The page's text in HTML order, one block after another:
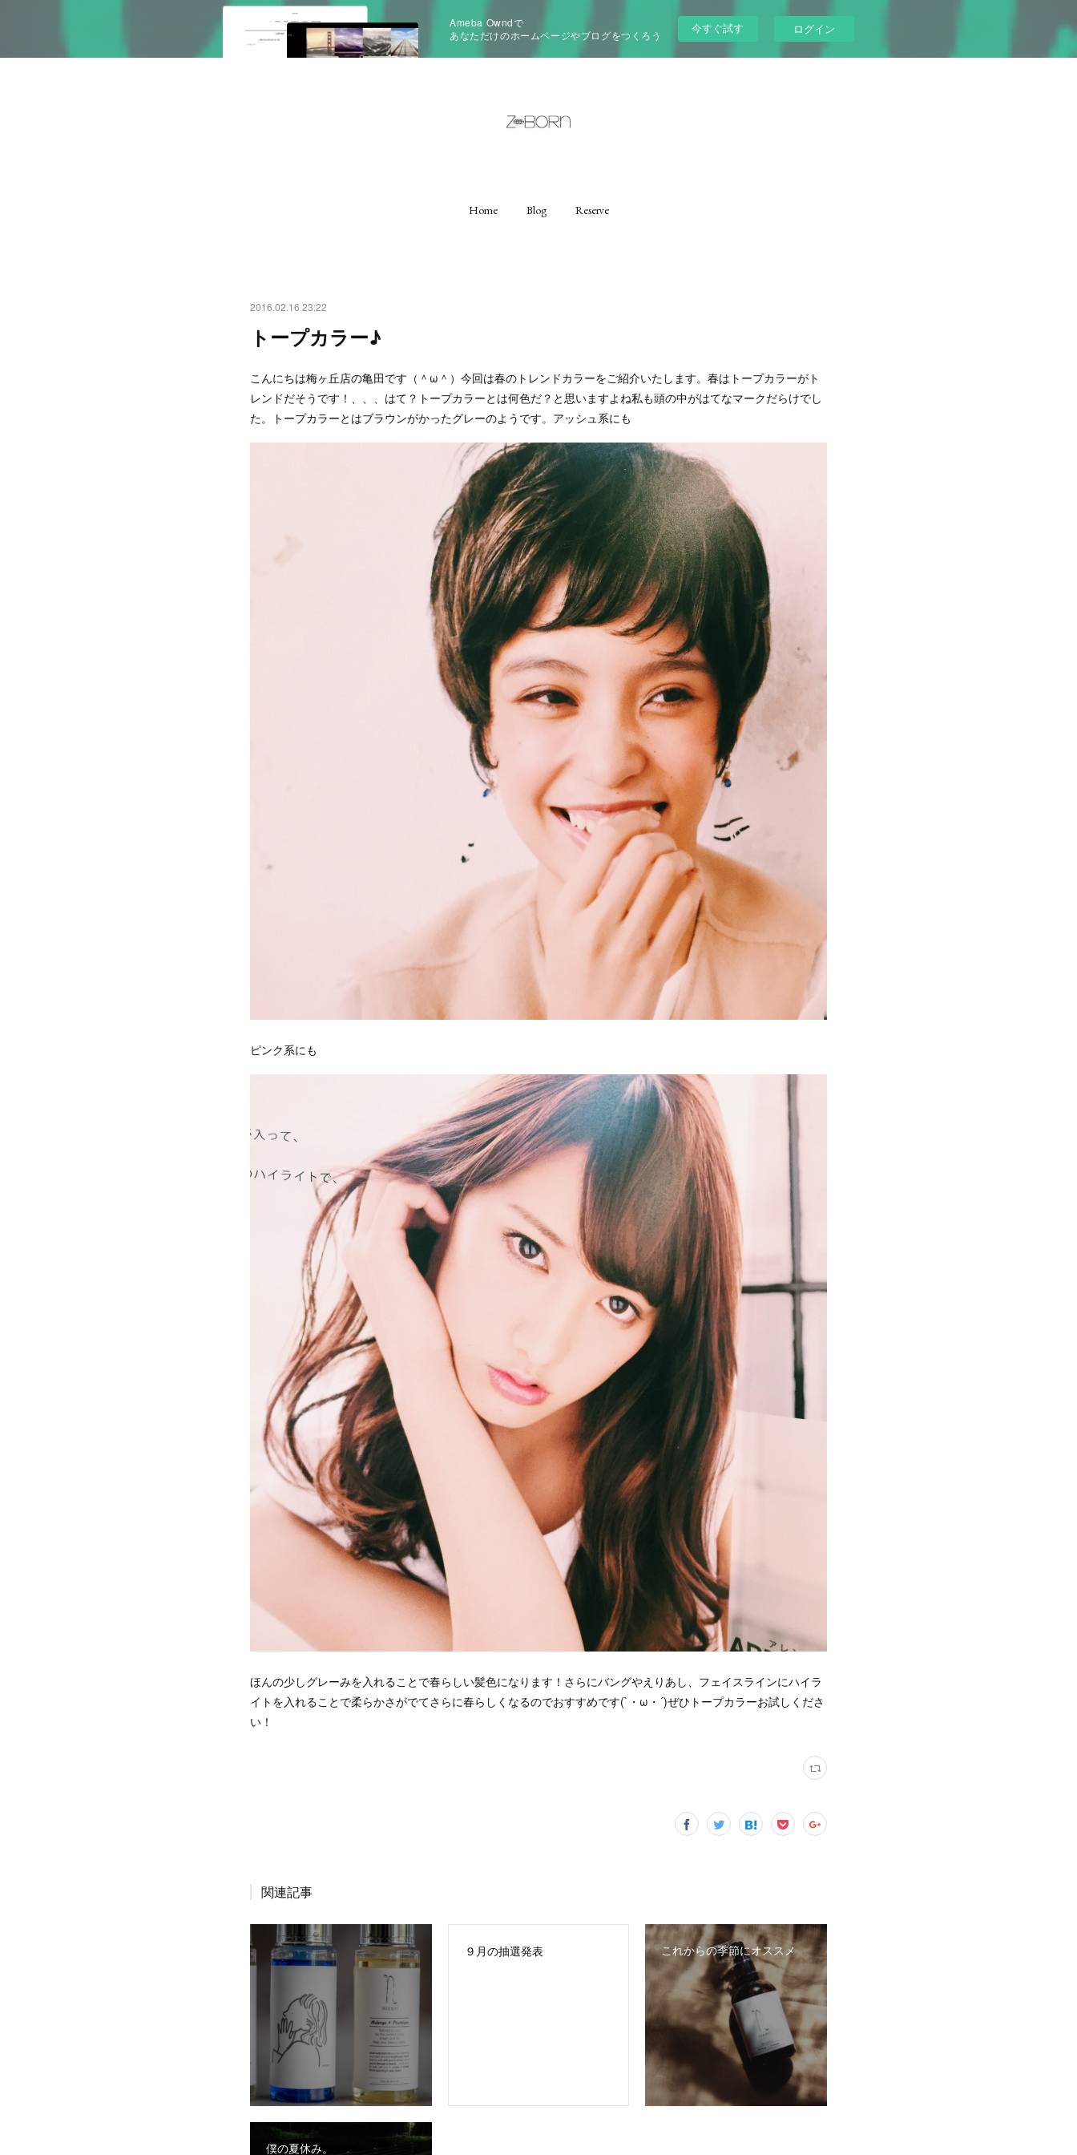
Ameba Owndで
あなただけのホームページやブログをつくろう
今すぐ試す ログイン
Home Blog Reserve
2016.02.16 23:22
トープカラー♪
こんにちは梅ヶ丘店の亀田です（＾ω＾）今回は春のトレンドカラーをご紹介いたします。春はトープカラーがト
レンドだそうです！、、、はて？トープカラーとは何色だ？と思いますよね私も頭の中がはてなマークだらけでし
た。トープカラーとはブラウンがかったグレーのようです。アッシュ系にも
ピンク系にも
ほんの少しグレーみを入れることで春らしい髪色になります！さらにバングやえりあし、フェイスラインにハイラ
イトを入れることで柔らかさがでてさらに春らしくなるのでおすすめです(`・ω・´)ぜひトープカラーお試しくださ
い！
関連記事
９月の抽選発表 これからの季節にオススメ
僕の夏休み。